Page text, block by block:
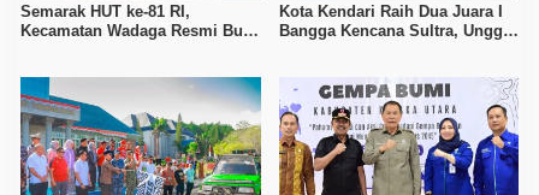
Semarak HUT ke-81 RI,
Kecamatan Wadaga Resmi Buka
Kota Kendari Raih Dua Juara I
Bangga Kencana Sultra, Unggul